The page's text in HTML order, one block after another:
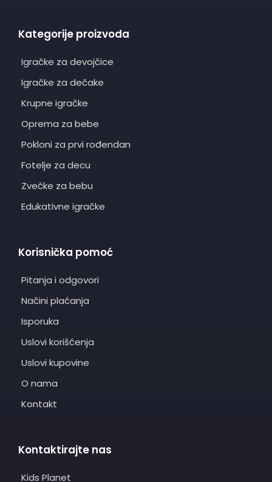
Kategorije proizvoda
Igračke za devojčice
Igračke za dečake
Krupne igračke
Oprema za bebe
Pokloni za prvi rođendan
Fotelje za decu
Zvečke za bebu
Edukativne igračke
Korisnička pomoć
Pitanja i odgovori
Načini plaćanja
Isporuka
Uslovi korišćenja
Uslovi kupovine
O nama
Kontakt
Kontaktirajte nas
Kids Planet